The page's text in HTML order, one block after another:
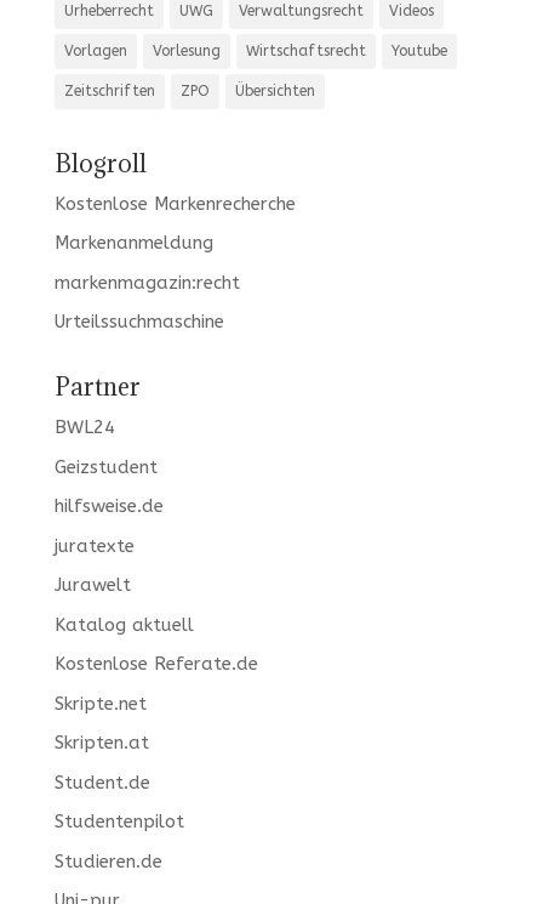
Urheberrecht UWG Verwaltungsrecht Videos
Vorlagen Vorlesung Wirtschaftsrecht Youtube
Zeitschriften ZPO Übersichten
Blogroll
Kostenlose Markenrecherche
Markenanmeldung
markenmagazin:recht
Urteilssuchmaschine
Partner
BWL24
Geizstudent
hilfsweise.de
juratexte
Jurawelt
Katalog aktuell
Kostenlose Referate.de
Skripte.net
Skripten.at
Student.de
Studentenpilot
Studieren.de